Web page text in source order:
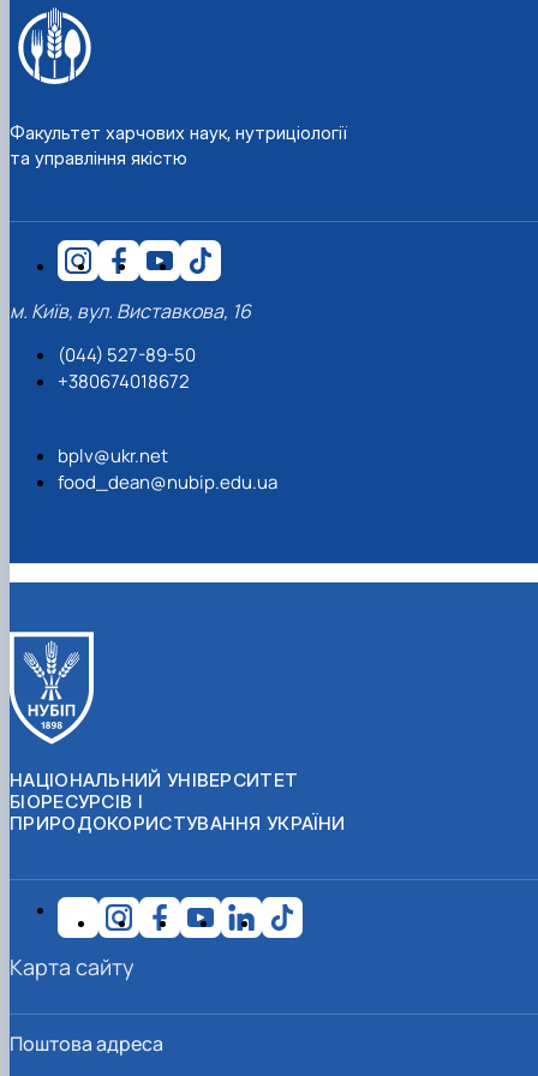
Факультет харчових наук, нутриціології
та управління якістю
м. Київ, вул. Виставкова, 16
(044) 527-89-50
+380674018672
bplv@ukr.net
food_dean@nubip.edu.ua
НАЦІОНАЛЬНИЙ УНІВЕРСИТЕТ
БІОРЕСУРСІВ І
ПРИРОДОКОРИСТУВАННЯ УКРАЇНИ
Поштова адреса
Карта сайту